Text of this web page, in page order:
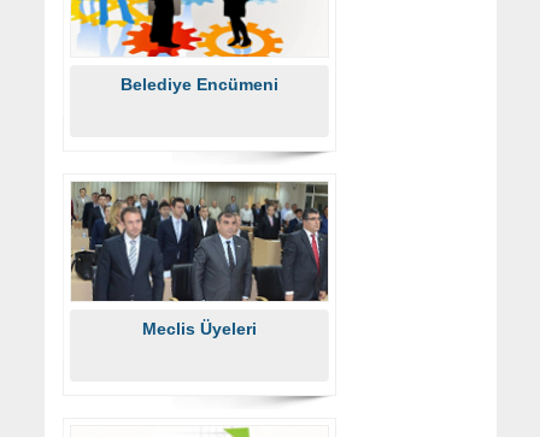
Belediye Encümeni
Meclis Üyeleri